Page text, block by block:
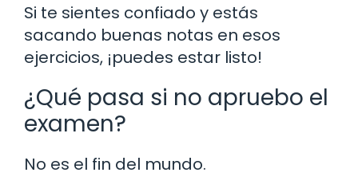
Si te sientes confiado y estás
sacando buenas notas en esos
ejercicios, ¡puedes estar listo!
¿Qué pasa si no apruebo el
examen?
No es el fin del mundo.